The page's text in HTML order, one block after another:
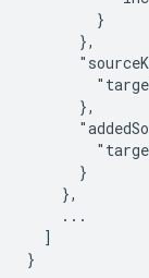
        }
      },
      },
      }
    },
    ...
  ]